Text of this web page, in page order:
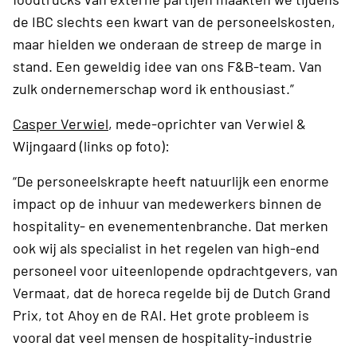
de IBC slechts een kwart van de personeelskosten,
maar hielden we onderaan de streep de marge in
stand. Een geweldig idee van ons F&B-team. Van
zulk ondernemerschap word ik enthousiast.”
Casper Verwiel, mede-oprichter van Verwiel &
Wijngaard (links op foto):
“De personeelskrapte heeft natuurlijk een enorme
impact op de inhuur van medewerkers binnen de
hospitality- en evenementenbranche. Dat merken
ook wij als specialist in het regelen van high-end
personeel voor uiteenlopende opdrachtgevers, van
Vermaat, dat de horeca regelde bij de Dutch Grand
Prix, tot Ahoy en de RAI. Het grote probleem is
vooral dat veel mensen de hospitality-industrie